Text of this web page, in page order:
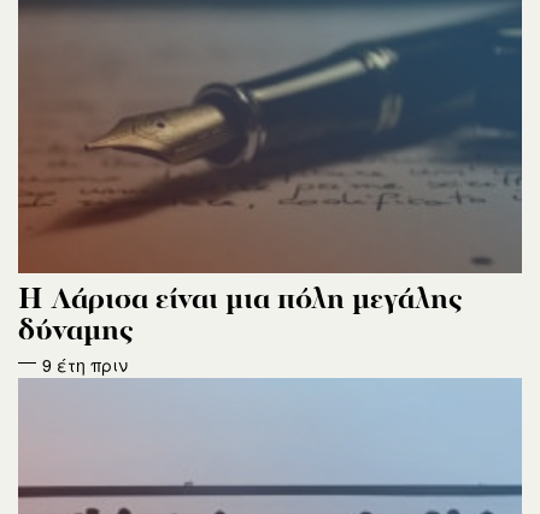
Η Λάρισα είναι μια πόλη μεγάλης
δύναμης
9 έτη πριν